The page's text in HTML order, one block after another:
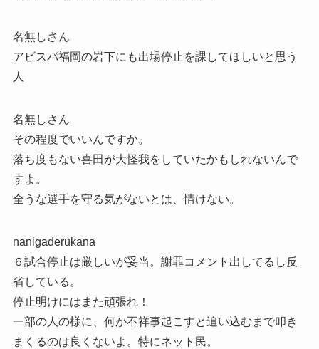
名無しさん
アビスパ福岡の岩下にも出場停止を課してほしいと思う
人
名無しさん
その程度でいいんですか。
落ち度もない喜田が大怪我をしていたかもしれないんで
すよ。
全うな選手を守る気がないとは、情けない。
nanigaderukana
６試合停止は厳しいが妥当。謝罪コメント出してるし反
省している。
停止明けにはまた頑張れ！
一部の人の様に、何か不祥事起こすと追い込むまで叩き
まくるのは良くないよ。特にネット民。